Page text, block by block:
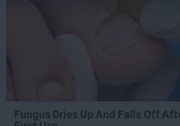
Fungus Dries Up And Falls Off